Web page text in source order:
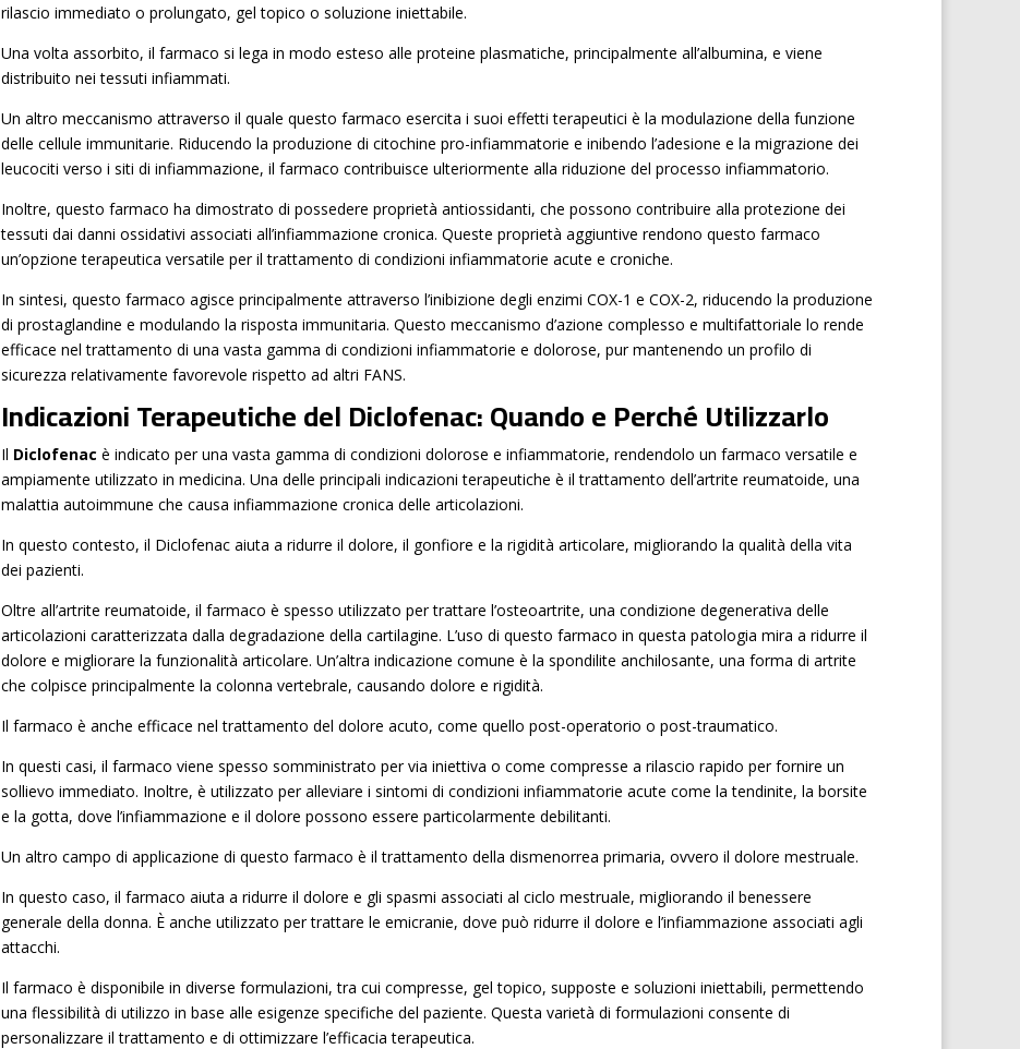
rilascio immediato o prolungato, gel topico o soluzione iniettabile.
Una volta assorbito, il farmaco si lega in modo esteso alle proteine plasmatiche, principalmente all’albumina, e viene
distribuito nei tessuti infiammati.
Un altro meccanismo attraverso il quale questo farmaco esercita i suoi effetti terapeutici è la modulazione della funzione
delle cellule immunitarie. Riducendo la produzione di citochine pro-infiammatorie e inibendo l’adesione e la migrazione dei
leucociti verso i siti di infiammazione, il farmaco contribuisce ulteriormente alla riduzione del processo infiammatorio.
Inoltre, questo farmaco ha dimostrato di possedere proprietà antiossidanti, che possono contribuire alla protezione dei
tessuti dai danni ossidativi associati all’infiammazione cronica. Queste proprietà aggiuntive rendono questo farmaco
un’opzione terapeutica versatile per il trattamento di condizioni infiammatorie acute e croniche.
In sintesi, questo farmaco agisce principalmente attraverso l’inibizione degli enzimi COX-1 e COX-2, riducendo la produzione
di prostaglandine e modulando la risposta immunitaria. Questo meccanismo d’azione complesso e multifattoriale lo rende
efficace nel trattamento di una vasta gamma di condizioni infiammatorie e dolorose, pur mantenendo un profilo di
sicurezza relativamente favorevole rispetto ad altri FANS.
Indicazioni Terapeutiche del Diclofenac: Quando e Perché Utilizzarlo
Il Diclofenac è indicato per una vasta gamma di condizioni dolorose e infiammatorie, rendendolo un farmaco versatile e
ampiamente utilizzato in medicina. Una delle principali indicazioni terapeutiche è il trattamento dell’artrite reumatoide, una
malattia autoimmune che causa infiammazione cronica delle articolazioni.
In questo contesto, il Diclofenac aiuta a ridurre il dolore, il gonfiore e la rigidità articolare, migliorando la qualità della vita
dei pazienti.
Oltre all’artrite reumatoide, il farmaco è spesso utilizzato per trattare l’osteoartrite, una condizione degenerativa delle
articolazioni caratterizzata dalla degradazione della cartilagine. L’uso di questo farmaco in questa patologia mira a ridurre il
dolore e migliorare la funzionalità articolare. Un’altra indicazione comune è la spondilite anchilosante, una forma di artrite
che colpisce principalmente la colonna vertebrale, causando dolore e rigidità.
Il farmaco è anche efficace nel trattamento del dolore acuto, come quello post-operatorio o post-traumatico.
In questi casi, il farmaco viene spesso somministrato per via iniettiva o come compresse a rilascio rapido per fornire un
sollievo immediato. Inoltre, è utilizzato per alleviare i sintomi di condizioni infiammatorie acute come la tendinite, la borsite
e la gotta, dove l’infiammazione e il dolore possono essere particolarmente debilitanti.
Un altro campo di applicazione di questo farmaco è il trattamento della dismenorrea primaria, ovvero il dolore mestruale.
In questo caso, il farmaco aiuta a ridurre il dolore e gli spasmi associati al ciclo mestruale, migliorando il benessere
generale della donna. È anche utilizzato per trattare le emicranie, dove può ridurre il dolore e l’infiammazione associati agli
attacchi.
Il farmaco è disponibile in diverse formulazioni, tra cui compresse, gel topico, supposte e soluzioni iniettabili, permettendo
una flessibilità di utilizzo in base alle esigenze specifiche del paziente. Questa varietà di formulazioni consente di
personalizzare il trattamento e di ottimizzare l’efficacia terapeutica.